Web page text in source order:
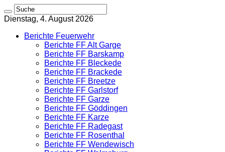
Dienstag, 4. August 2026
Berichte Feuerwehr
Berichte FF Alt Garge
Berichte FF Barskamp
Berichte FF Bleckede
Berichte FF Brackede
Berichte FF Breetze
Berichte FF Garlstorf
Berichte FF Garze
Berichte FF Göddingen
Berichte FF Karze
Berichte FF Radegast
Berichte FF Rosenthal
Berichte FF Wendewisch